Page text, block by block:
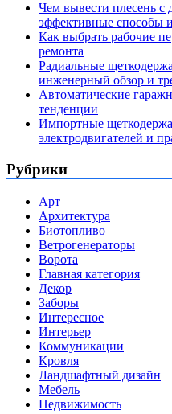
Чем вывести плесень с
эффективные способы и
Как выбрать рабочие
ремонта
Радиальные
инженерный обзор и
Автоматические
тенденции
Импортные
электродвигателей и
Рубрики
Арт
Архитектура
Биотопливо
Ветрогенераторы
Ворота
Главная категория
Декор
Заборы
Интересное
Интерьер
Коммуникации
Кровля
Ландшафтный дизайн
Мебель
Недвижимость